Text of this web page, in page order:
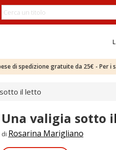
di spedizione gratuite da 25€ - Per
il letto
Una valigia sotto
di Rosarina Marigliano